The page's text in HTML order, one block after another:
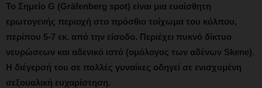
Το Σημείο G (Gräfenberg spot) είναι μια ευαίσθητη
ερωτογενής περιοχή στο πρόσθιο τοίχωμα του κόλπου,
περίπου 5-7 εκ. από την είσοδο. Περιέχει πυκνό δίκτυο
νευρώσεων και αδενικό ιστό (ομόλογος των αδένων Skene).
Η διέγερσή του σε πολλές γυναίκες οδηγεί σε ενισχυμένη
σεξουαλική ευχαρίστηση.